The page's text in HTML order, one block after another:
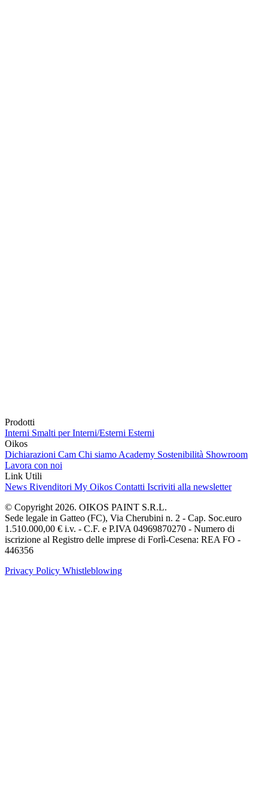
Prodotti
Interni Smalti per Interni/Esterni Esterni
Oikos
Dichiarazioni Cam Chi siamo Academy Sostenibilità Showroom
Lavora con noi
Link Utili
News Rivenditori My Oikos Contatti Iscriviti alla newsletter
© Copyright 2026. OIKOS PAINT S.R.L.
Sede legale in Gatteo (FC), Via Cherubini n. 2 - Cap. Soc.euro
1.510.000,00 € i.v. - C.F. e P.IVA 04969870270 - Numero di
iscrizione al Registro delle imprese di Forlì-Cesena: REA FO -
446356
Privacy Policy Whistleblowing